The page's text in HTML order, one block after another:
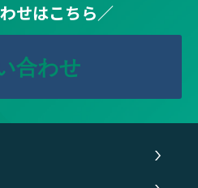
せはこちら／
合わせ